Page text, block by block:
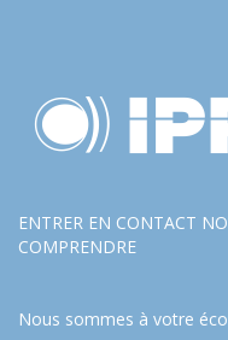
ENTRER EN CONTACT
COMPRENDRE
Nous sommes à votre